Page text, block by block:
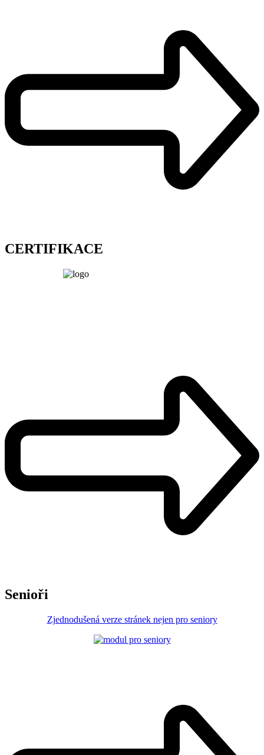
CERTIFIKACE
Senioři
Zjednodušená verze stránek nejen pro seniory